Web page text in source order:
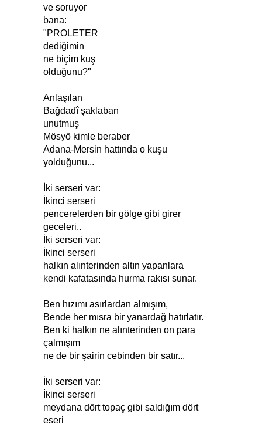
ve soruyor
bana:
"PROLETER
dediğimin
ne biçim kuş
olduğunu?"
Anlaşılan
Bağdadî şaklaban
unutmuş
Mösyö kimle beraber
Adana-Mersin hattında o kuşu
yolduğunu...
İki serseri var:
İkinci serseri
pencerelerden bir gölge gibi girer
geceleri..
İki serseri var:
İkinci serseri
halkın alınterinden altın yapanlara
kendi kafatasında hurma rakısı sunar.
Ben hızımı asırlardan almışım,
Bende her mısra bir yanardağ hatırlatır.
Ben ki halkın ne alınterinden on para
çalmışım
ne de bir şairin cebinden bir satır...
İki serseri var:
İkinci serseri
meydana dört topaç gibi saldığım dört
eseri